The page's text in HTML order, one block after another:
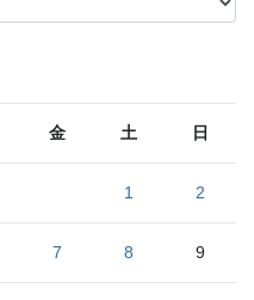
金 土 日
1 2
7 8 9